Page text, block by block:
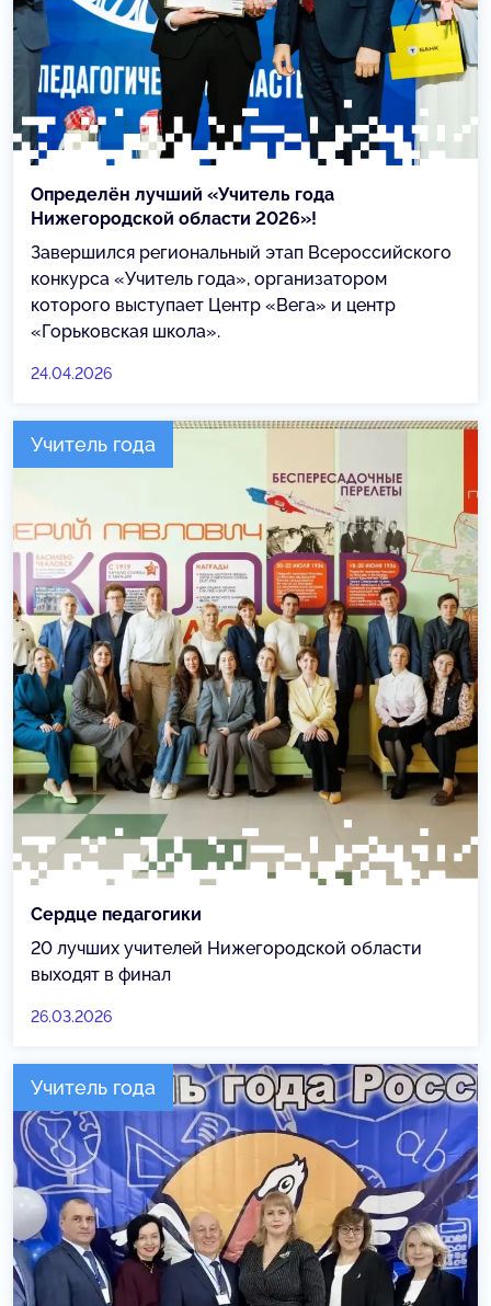
Определён лучший «Учитель года
Нижегородской области 2026»!
Завершился региональный этап Всероссийского
конкурса «Учитель года», организатором
которого выступает Центр «Вега» и центр
«Горьковская школа».
24.04.2026
Учитель года
Сердце педагогики
20 лучших учителей Нижегородской области
выходят в финал
26.03.2026
Учитель года